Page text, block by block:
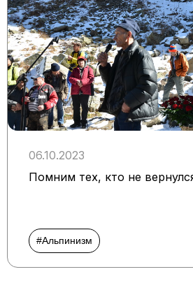
06.10.2023
Помним тех, кто не
#Альпинизм